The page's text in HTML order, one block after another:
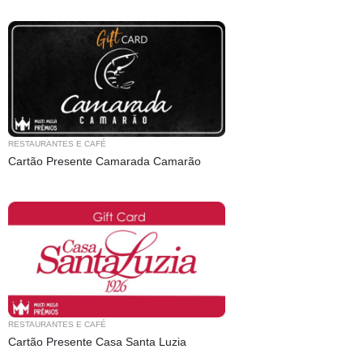
RESTAURANTES E CAFÉ
Cartão Presente Camarada Camarão
RESTAURANTES E CAFÉ
Cartão Presente Casa Santa Luzia